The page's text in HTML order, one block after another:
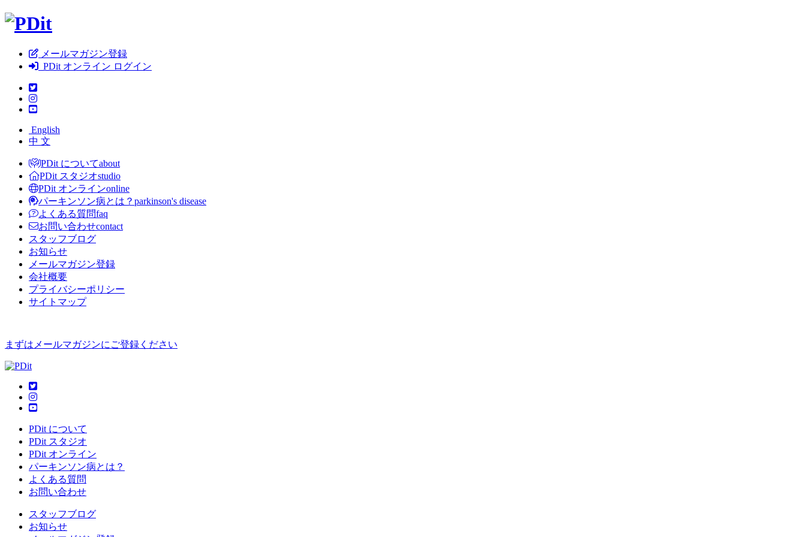
メールマガジン登録
PDit オンライン ログイン
English
中 文
PDit についてabout
PDit スタジオstudio
PDit オンラインonline
パーキンソン病とは？ parkinson's disease
よくある質問faq
お問い合わせcontact
スタッフブログ
お知らせ
メールマガジン登録
会社概要
プライバシーポリシー
サイトマップ
まずはメールマガジンにご登録ください
PDit について
PDit スタジオ
PDit オンライン
パーキンソン病とは？
よくある質問
お問い合わせ
スタッフブログ
お知らせ